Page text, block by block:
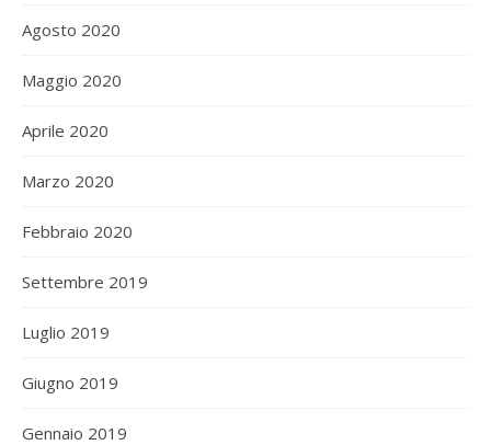
Agosto 2020
Maggio 2020
Aprile 2020
Marzo 2020
Febbraio 2020
Settembre 2019
Luglio 2019
Giugno 2019
Gennaio 2019